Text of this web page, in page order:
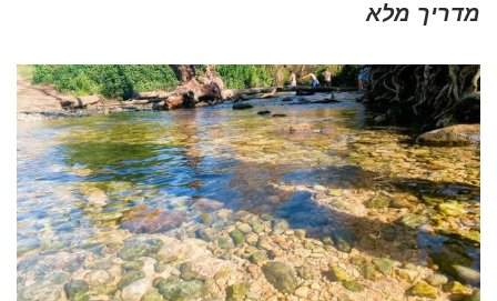
מדריך מלא